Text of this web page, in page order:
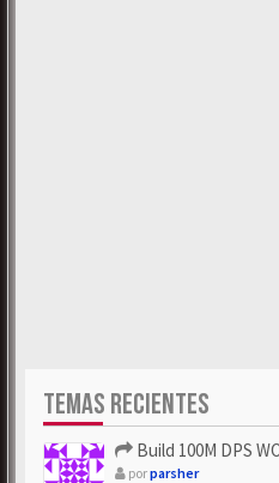
TEMAS RECIENTES
Build 100M DPS WORB
porparsher